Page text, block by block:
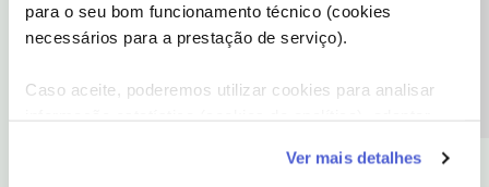
para o seu bom funcionamento técnico (cookies
necessários para a prestação de serviço).
Caso aceite, poderemos utilizar cookies para analisar
funcionalidades (cookies de personalização e
Ver mais detalhes
Jose Rodrigues RESPOSTA Forum|Forum|5 years ago
e actores, ano etc. Agora já não aparecem os actores nem